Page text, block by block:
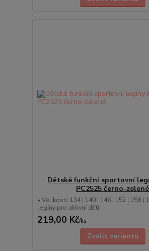
Dětské funkční sportovní
PC2525 černo-zelené
• Velikosti: 134 | 140 | 146 | 152 | 158 |
legíny pro aktivní děti
219,00 Kč/ks
Zvolit variantu